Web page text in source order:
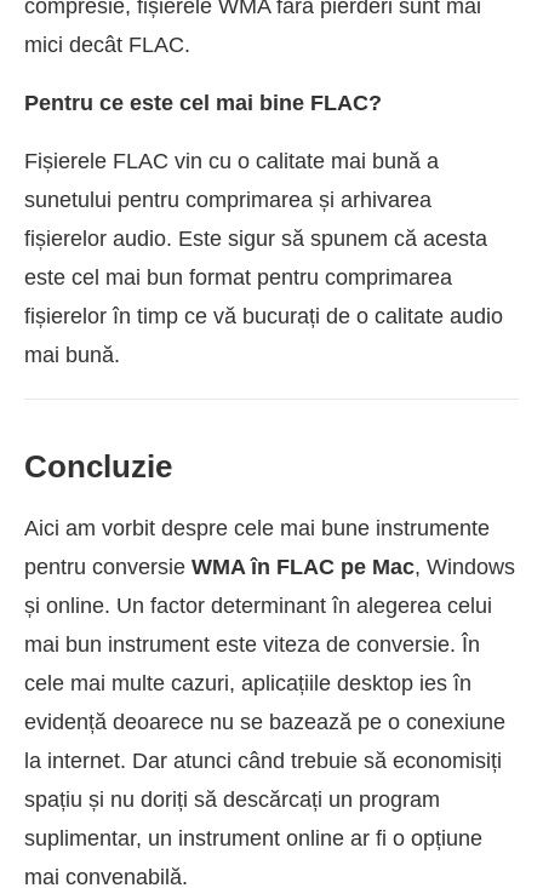
compresie, fișierele WMA fără pierderi sunt mai
mici decât FLAC.
Pentru ce este cel mai bine FLAC?
Fișierele FLAC vin cu o calitate mai bună a
sunetului pentru comprimarea și arhivarea
fișierelor audio. Este sigur să spunem că acesta
este cel mai bun format pentru comprimarea
fișierelor în timp ce vă bucurați de o calitate audio
mai bună.
Concluzie
Aici am vorbit despre cele mai bune instrumente
pentru conversie WMA în FLAC pe Mac, Windows
și online. Un factor determinant în alegerea celui
mai bun instrument este viteza de conversie. În
cele mai multe cazuri, aplicațiile desktop ies în
evidență deoarece nu se bazează pe o conexiune
la internet. Dar atunci când trebuie să economisiți
spațiu și nu doriți să descărcați un program
suplimentar, un instrument online ar fi o opțiune
mai convenabilă.